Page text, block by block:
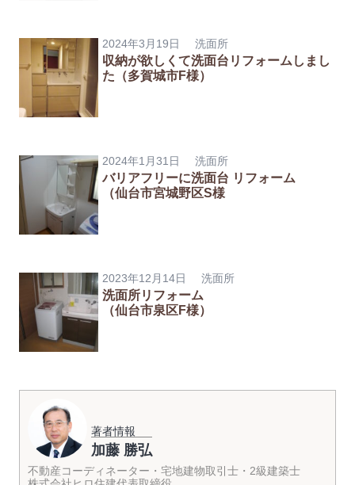
2024年3月19日 洗面所
収納が欲しくて洗面台リフォームしまし
た（多賀城市F様）
2024年1月31日 洗面所
バリアフリーに洗面台 リフォーム
（仙台市宮城野区S様
2023年12月14日 洗面所
洗面所リフォーム
（仙台市泉区F様）
著者情報
加藤 勝弘
不動産コーディネーター・宅地建物取引士・2級建築士